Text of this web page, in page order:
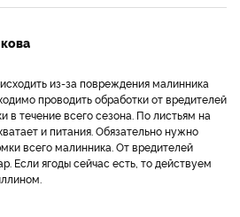
из-за повреждения малинника
проводить обработки от вредителей
в течение всего сезона. По листьям на
и питания. Обязательно нужно
всего малинника. От вредителей
Если ягоды сейчас есть, то действуем